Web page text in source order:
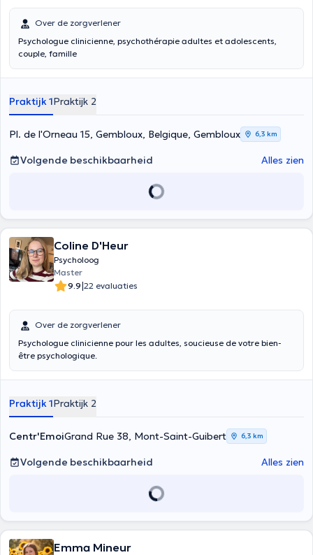
Over de zorgverlener
Psychologue clinicienne, psychothérapie adultes et adolescents,
couple, famille
Praktijk 1Praktijk 2
Pl. de l'Orneau 15, Gembloux, Belgique, Gembloux 6,3 km
Volgende beschikbaarheid Alles zien
Coline D'Heur
Psycholoog
Master
9.9|22 evaluaties
Over de zorgverlener
Psychologue clinicienne pour les adultes, soucieuse de votre bien-
être psychologique.
Praktijk 1Praktijk 2
Centr'EmoiGrand Rue 38, Mont-Saint-Guibert 6,3 km
Volgende beschikbaarheid Alles zien
Emma Mineur